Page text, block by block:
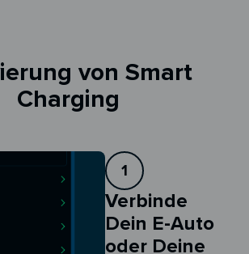
von Smart
Charging
1
Verbinde
Dein E-Auto
oder Deine